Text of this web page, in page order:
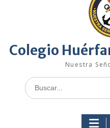
Colegio
Nuestra
Buscar: